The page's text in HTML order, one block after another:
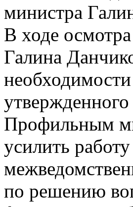
министра
В ходе
Галина
Профильным
усилить
по решению